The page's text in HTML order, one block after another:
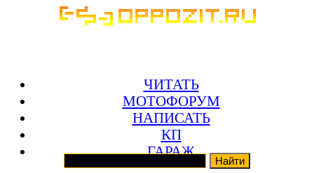
ЧИТАТЬ
МОТОФОРУМ
НАПИСАТЬ
КП
ГАРАЖ